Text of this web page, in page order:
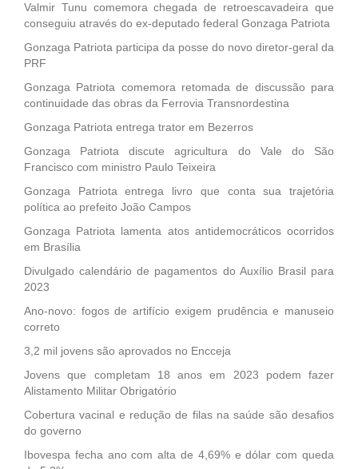
Valmir Tunu comemora chegada de retroescavadeira que
conseguiu através do ex-deputado federal Gonzaga Patriota
Gonzaga Patriota participa da posse do novo diretor-geral da
PRF
Gonzaga Patriota comemora retomada de discussão para
continuidade das obras da Ferrovia Transnordestina
Gonzaga Patriota entrega trator em Bezerros
Gonzaga Patriota discute agricultura do Vale do São
Francisco com ministro Paulo Teixeira
Gonzaga Patriota entrega livro que conta sua trajetória
política ao prefeito João Campos
Gonzaga Patriota lamenta atos antidemocráticos ocorridos
em Brasília
Divulgado calendário de pagamentos do Auxílio Brasil para
2023
Ano-novo: fogos de artifício exigem prudência e manuseio
correto
3,2 mil jovens são aprovados no Encceja
Jovens que completam 18 anos em 2023 podem fazer
Alistamento Militar Obrigatório
Cobertura vacinal e redução de filas na saúde são desafios
do governo
Ibovespa fecha ano com alta de 4,69% e dólar com queda